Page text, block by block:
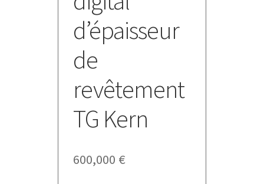
d’épaisseur
de
revêtement
TG Kern
600,000 €